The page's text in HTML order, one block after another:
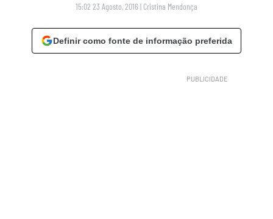
15:02 23 Agosto, 2016 | Cristina Mendonça
Definir como fonte de informação preferida